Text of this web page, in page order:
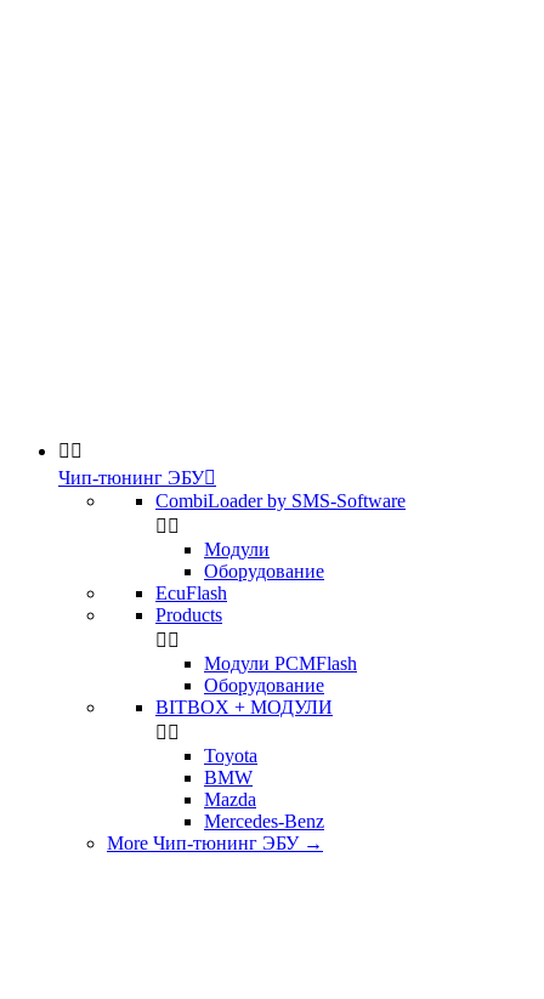
 
Чип-тюнинг ЭБУ
CombiLoader by SMS-Software
 
Модули
Оборудование
EcuFlash
Products
 
Модули PCMFlash
Оборудование
BITBOX + МОДУЛИ
 
Toyota
BMW
Mazda
Mercedes-Benz
More Чип-тюнинг ЭБУ →